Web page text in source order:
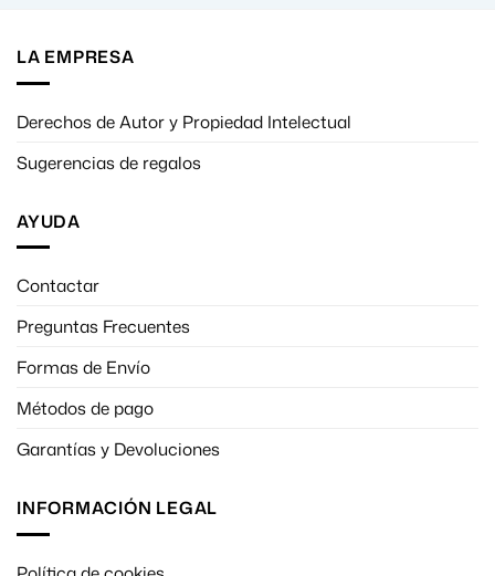
LA EMPRESA
Derechos de Autor y Propiedad Intelectual
Sugerencias de regalos
AYUDA
Contactar
Preguntas Frecuentes
Formas de Envío
Métodos de pago
Garantías y Devoluciones
INFORMACIÓN LEGAL